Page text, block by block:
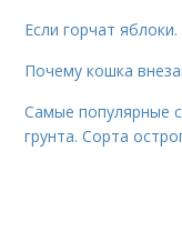
Если горчат
Почему кошка
Самые популярные
грунта. Сорта